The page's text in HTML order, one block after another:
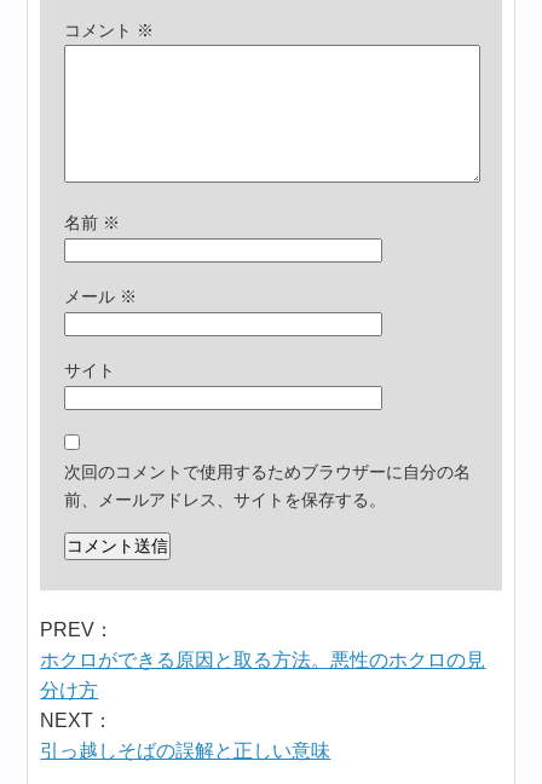
コメント ※
名前 ※
メール ※
サイト
次回のコメントで使用するためブラウザーに自分の名
前、メールアドレス、サイトを保存する。
PREV：
ホクロができる原因と取る方法。悪性のホクロの見
分け方
NEXT：
引っ越しそばの誤解と正しい意味